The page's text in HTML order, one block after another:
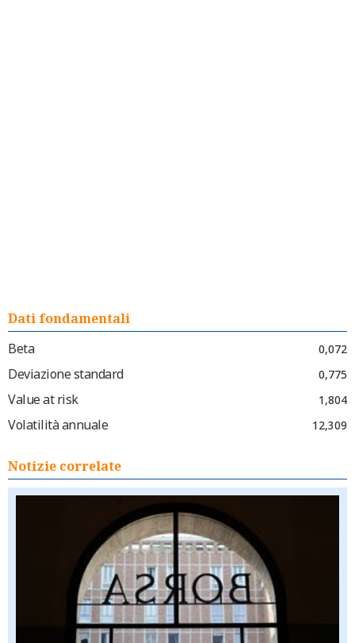
Dati fondamentali
Beta
0,072
Deviazione standard 0,775
Value at risk 1,804
Volatilità annuale 12,309
Notizie correlate